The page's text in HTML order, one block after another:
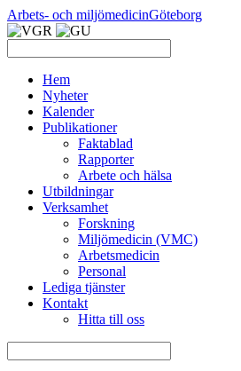
Arbets- och miljömedicinGöteborg
Hem
Nyheter
Kalender
Publikationer
Faktablad
Rapporter
Arbete och hälsa
Utbildningar
Verksamhet
Forskning
Miljömedicin (VMC)
Arbetsmedicin
Personal
Lediga tjänster
Kontakt
Hitta till oss